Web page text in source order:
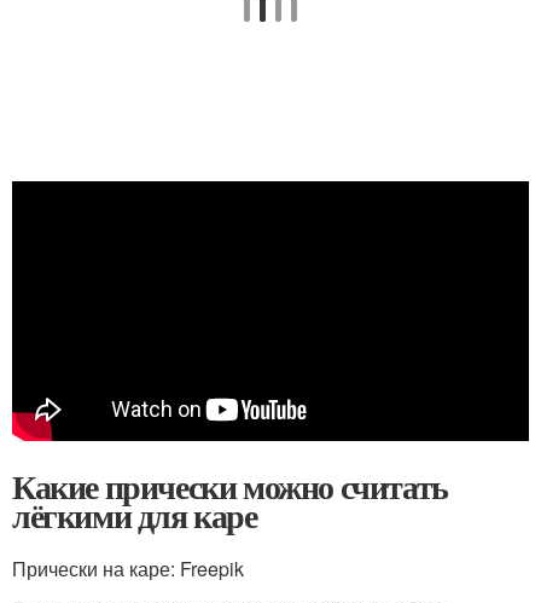
Какие прически можно считать
лёгкими для каре
Прически на каре: Freepik